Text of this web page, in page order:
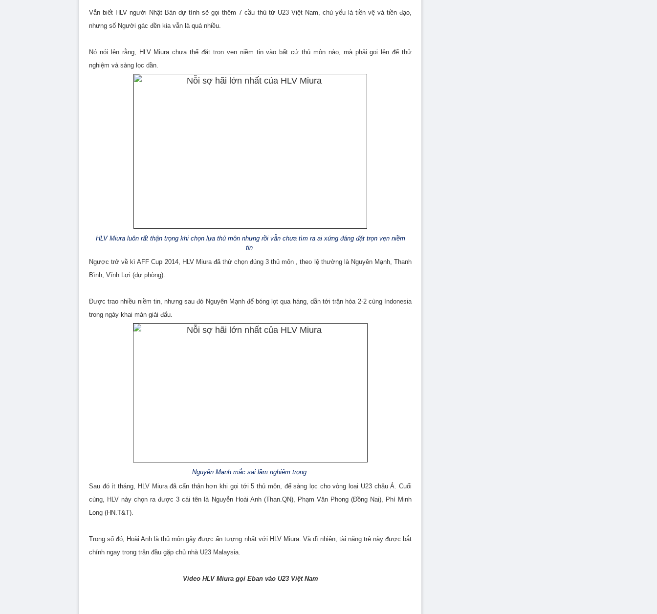
Vẫn biết HLV người Nhật Bản dự tính sẽ gọi thêm 7 cầu thủ từ U23 Việt Nam, chủ yếu là tiền vệ và tiền đạo,
nhưng số Người gác đền kia vẫn là quá nhiều.
Nó nói lên rằng, HLV Miura chưa thể đặt trọn vẹn niềm tin vào bất cứ thủ môn nào, mà phải gọi lên để thử
nghiệm và sàng lọc dần.
HLV Miura luôn rất thận trọng khi chọn lựa thủ môn nhưng rồi vẫn chưa tìm ra ai xứng đáng đặt trọn vẹn niềm
tin
Ngược trở về kì AFF Cup 2014, HLV Miura đã thử chọn đúng 3 thủ môn , theo lệ thường là Nguyên Mạnh, Thanh
Bình, Vĩnh Lợi (dự phòng).
Được trao nhiều niềm tin, nhưng sau đó Nguyên Mạnh để bóng lọt qua háng, dẫn tới trận hòa 2-2 cùng Indonesia
trong ngày khai màn giải đấu.
Nguyên Mạnh mắc sai lầm nghiêm trọng
Sau đó ít tháng, HLV Miura đã cẩn thận hơn khi gọi tới 5 thủ môn, để sàng lọc cho vòng loại U23 châu Á. Cuối
cùng, HLV này chọn ra được 3 cái tên là Nguyễn Hoài Anh (Than.QN), Phạm Văn Phong (Đồng Nai), Phí Minh
Long (HN.T&T).
Trong số đó, Hoài Anh là thủ môn gây được ấn tượng nhất với HLV Miura. Và dĩ nhiên, tài năng trẻ này được bắt
chính ngay trong trận đầu gặp chủ nhà U23 Malaysia.
Video HLV Miura gọi Eban vào U23 Việt Nam